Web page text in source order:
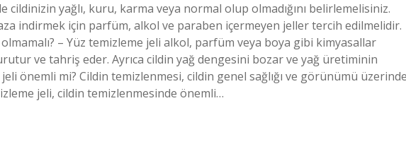
cildinizin yağlı, kuru, karma veya normal olup olmadığını belirlemelisiniz.
indirmek için parfüm, alkol ve paraben içermeyen jeller tercih edilmelidir.
– Yüz temizleme jeli alkol, parfüm veya boya gibi kimyasallar
ve tahriş eder. Ayrıca cildin yağ dengesini bozar ve yağ üretiminin
önemli mi? Cildin temizlenmesi, cildin genel sağlığı ve görünümü üzerinde
jeli, cildin temizlenmesinde önemli…